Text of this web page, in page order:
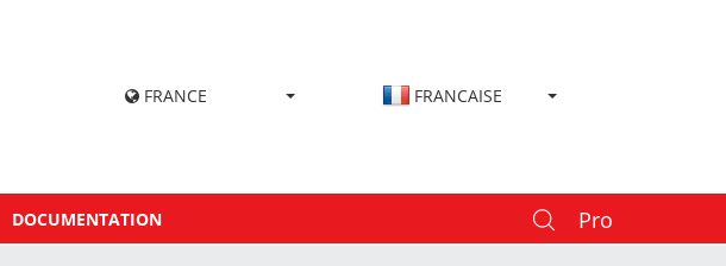
FRANCE FRANCAISE
DOCUMENTATION Pro